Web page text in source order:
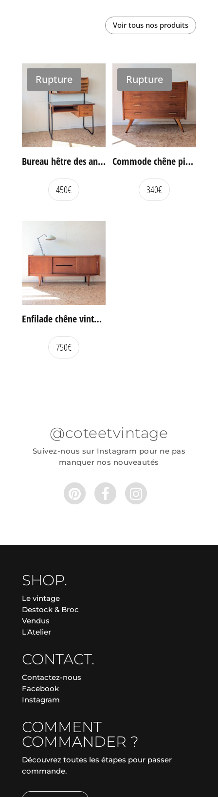
Voir tous nos produits
Rupture
Bureau hêtre des années 60
450€
Rupture
Commode chêne pieds compas vintage
340€
Enfilade chêne vintage portes coulissantes
750€
@coteetvintage
Suivez-nous sur Instagram pour ne pas
manquer nos nouveautés
SHOP.
Le vintage
Destock & Broc
Vendus
L'Atelier
CONTACT.
Contactez-nous
Facebook
Instagram
COMMENT
COMMANDER ?
Découvrez toutes les étapes pour passer
commande.